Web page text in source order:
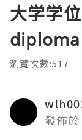
大学学
diploma
瀏覽次數:517
發佈